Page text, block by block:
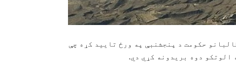
د افغانستان د طالبانو حکومت د پنجشنبې په ورځ تایید کړه چې
الوتکو دوه بریدونه کړي دي.